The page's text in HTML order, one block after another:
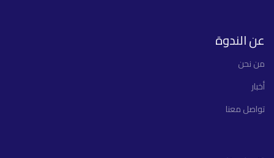
عن الندوة
ﻣﻦ ﻧﺤﻦ
أخبار
تواصل معنا